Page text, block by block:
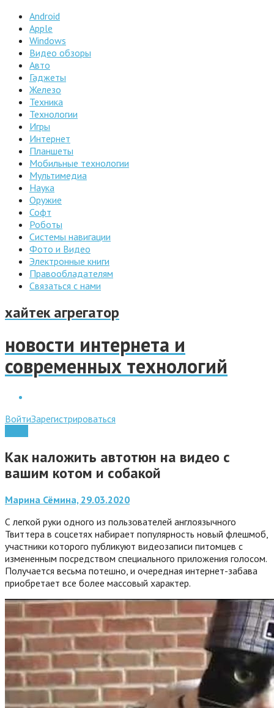
Android
Apple
Windows
Видео обзоры
Авто
Гаджеты
Железо
Техника
Технологии
Игры
Интернет
Планшеты
Мобильные технологии
Мультимедиа
Наука
Оружие
Софт
Роботы
Системы навигации
Фото и Видео
Электронные книги
Правообладателям
Связаться с нами
хайтек агрегатор
новости интернета и
современных технологий
ВойтиЗарегистрироваться
Как наложить автотюн на видео с
вашим котом и собакой
Марина Сёмина, 29.03.2020
С легкой руки одного из пользователей англоязычного
Твиттера в соцсетях набирает популярность новый флешмоб,
участники которого публикуют видеозаписи питомцев с
измененным посредством специального приложения голосом.
Получается весьма потешно, и очередная интернет-забава
приобретает все более массовый характер.